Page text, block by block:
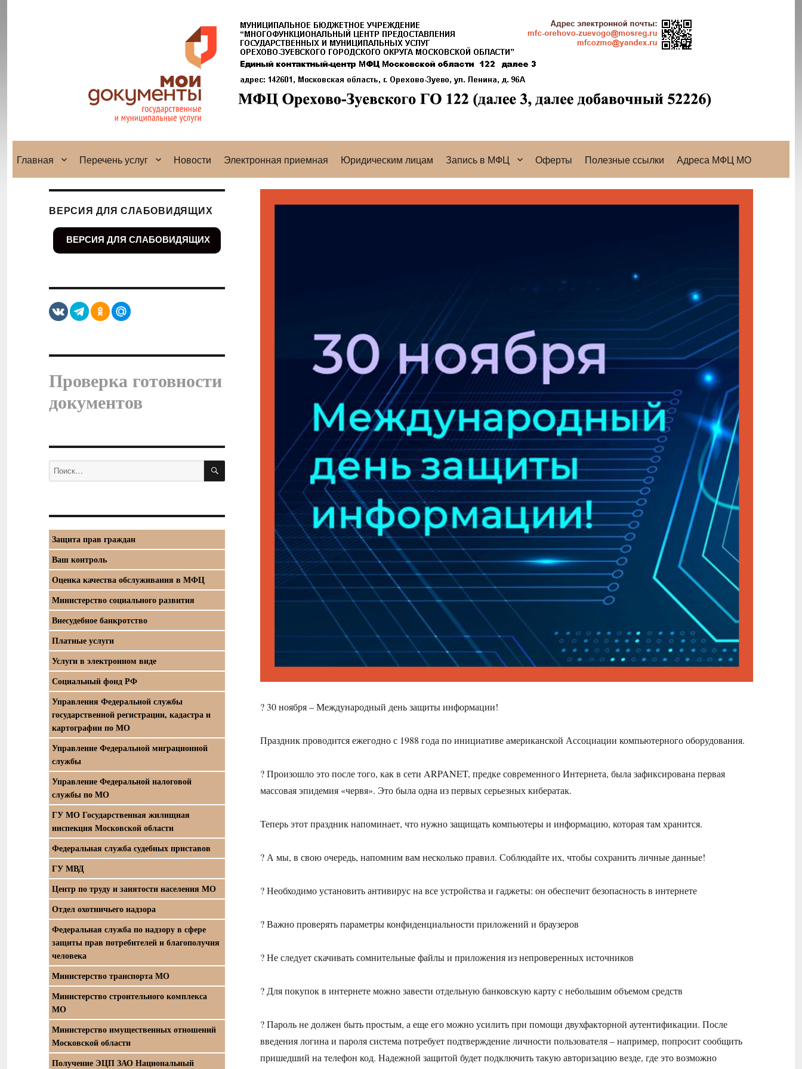
Главная Перечень услуг Новости Электронная приемная Юридическим лицам Запись в МФЦ Оферты Полезные ссылки Адреса МФЦ МО
? 30 ноября – Международный день защиты информации!
Праздник проводится ежегодно с 1988 года по инициативе американской Ассоциации компьютерного оборудования.
? Произошло это после того, как в сети ARPANET, предке современного Интернета, была зафиксирована первая
массовая эпидемия «червя». Это была одна из первых серьезных кибератак.
Теперь этот праздник напоминает, что нужно защищать компьютеры и информацию, которая там хранится.
? А мы, в свою очередь, напомним вам несколько правил. Соблюдайте их, чтобы сохранить личные данные!
? Необходимо установить антивирус на все устройства и гаджеты: он обеспечит безопасность в интернете
? Важно проверять параметры конфиденциальности приложений и браузеров
? Не следует скачивать сомнительные файлы и приложения из непроверенных источников
? Для покупок в интернете можно завести отдельную банковскую карту с небольшим объемом средств
? Пароль не должен быть простым, а еще его можно усилить при помощи двухфакторной аутентификации. После
введения логина и пароля система потребует подтверждение личности пользователя – например, попросит сообщить
пришедший на телефон код. Надежной защитой будет подключить такую авторизацию везде, где это возможно
ВЕРСИЯ ДЛЯ СЛАБОВИДЯЩИХ
ВЕРСИЯ ДЛЯ СЛАБОВИДЯЩИХ
Проверка готовности
документов
Искать: ПОИСК
Защита прав граждан
Ваш контроль
Оценка качества обслуживания в МФЦ
Министерство социального развития
Внесудебное банкротство
Платные услуги
Услуги в электронном виде
Социальный фонд РФ
Управления Федеральной службы
государственной регистрации, кадастра и
картографии по МО
Управление Федеральной миграционной
службы
Управление Федеральной налоговой
службы по МО
ГУ МО Государственная жилищная
инспекция Московской области
Федеральная служба судебных приставов
ГУ МВД
Центр по труду и занятости населения МО
Отдел охотничьего надзора
Федеральная служба по надзору в сфере
защиты прав потребителей и благополучия
человека
Министерство транспорта МО
Министерство строительного комплекса
МО
Министерство имущественных отношений
Московской области
Получение ЭЦП ЗАО Национальный